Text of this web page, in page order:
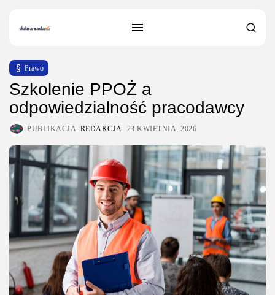
Prawo
Szkolenie PPOŻ a
odpowiedzialność pracodawcy
PUBLIKACJA: REDAKCJA 23 KWIETNIA, 2026